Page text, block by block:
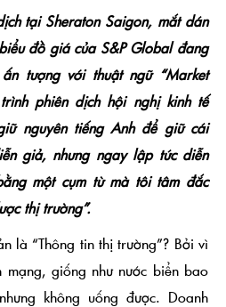
tại Sheraton Saigon, mắt dán
đồ giá của S&P Global đang
tượng với thuật ngữ “Market
phiên dịch hội nghị kinh tế
nguyên tiếng Anh để giữ cái
giả, nhưng ngay lập tức diễn
một cụm từ mà tôi tâm đắc
thị trường”.
là “Thông tin thị trường”? Bởi vì
giống như nước biển bao
không uống được. Doanh